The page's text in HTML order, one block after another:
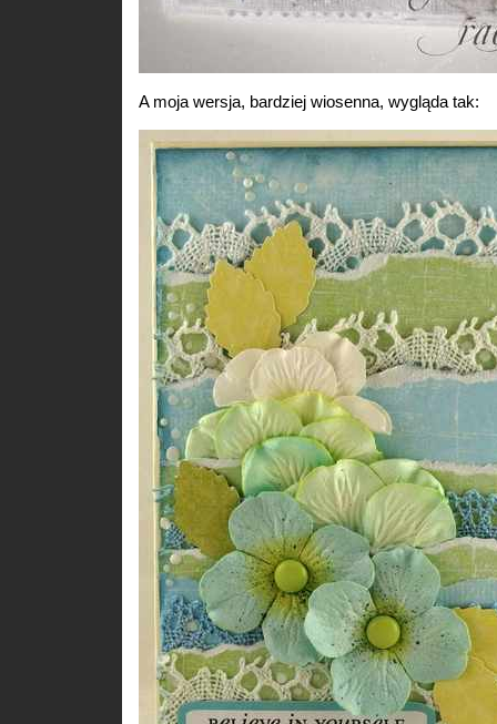
A moja wersja, bardziej wiosenna, wygląda tak: